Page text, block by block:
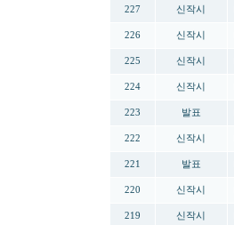
227 신작시
226 신작시
225 신작시
224 신작시
223 발표
222 신작시
221 발표
220 신작시
219 신작시